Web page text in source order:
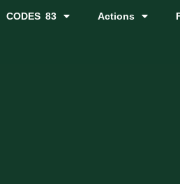
CODES 83 Actions